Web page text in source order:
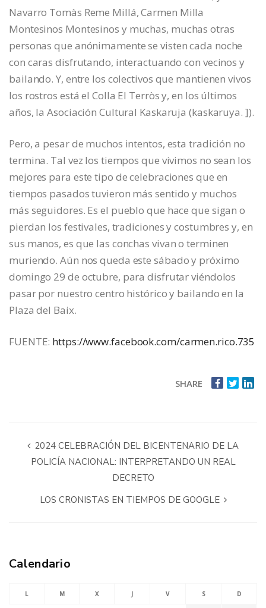
Navarro Tomàs Reme Millá,Carmen Milla
Montesinos Montesinos y muchas, muchas otras
personas que anónimamente se visten cada noche
con caras disfrutando, interactuando con vecinos y
bailando. Y, entre los colectivos que mantienen vivos
los rostros está el Colla El Terròsy, en los últimos
años, la Asociación Cultural Kaskaruja (kaskaruya. ]).
Pero, a pesar de muchos intentos, esta tradición no
termina. Tal vez los tiempos que vivimos no sean los
mejores para este tipo de celebraciones que en
tiempos pasados tuvieron más sentido y muchos
más seguidores. Es el pueblo que hace que sigan o
pierdan los festivales, tradiciones y costumbres y, en
sus manos, es que las conchas vivan o terminen
muriendo. Aún nos queda este sábado y próximo
domingo 29 de octubre, para disfrutar viéndolos
pasar por nuestro centro histórico y bailando en la
Plaza del Baix.
FUENTE: https://www.facebook.com/carmen.rico.735
SHARE
2024 CELEBRACIÓN DEL BICENTENARIO DE LA
POLICÍA NACIONAL: INTERPRETANDO UN REAL
DECRETO
LOS CRONISTAS EN TIEMPOS DE GOOGLE
Calendario
L M X J V S D